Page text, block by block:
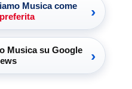
Musica come
›
Musica su Google
›